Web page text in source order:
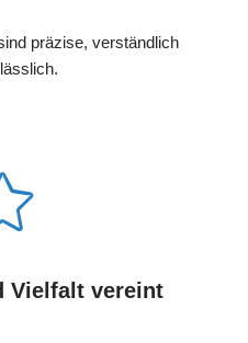
präzise, verständlich
Vielfalt vereint